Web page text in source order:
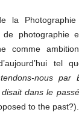
la
photographie
comme
tel
nous par
dans le
to the past?).